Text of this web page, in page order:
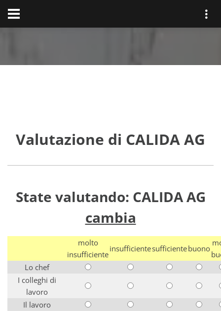
Valutazione di CALIDA AG
State valutando: CALIDA AG
cambia
molto
insufficiente
insufficientesufficientebuono
Lo chef
I colleghi di
lavoro
Il lavoro